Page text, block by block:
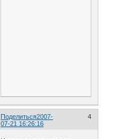
Поделиться 4
2007-
07-21 16:26:16